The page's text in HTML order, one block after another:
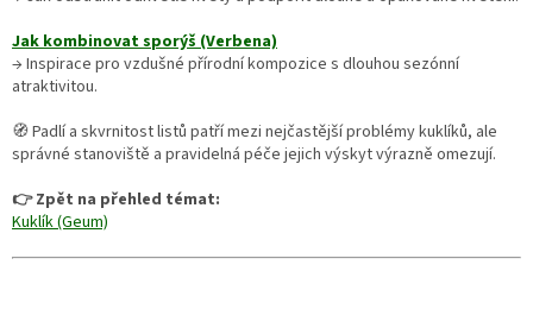
Jak kombinovat sporýš (Verbena)
→ Inspirace pro vzdušné přírodní kompozice s dlouhou sezónní
atraktivitou.
🧭 Padlí a skvrnitost listů patří mezi nejčastější problémy kuklíků, ale
správné stanoviště a pravidelná péče jejich výskyt výrazně omezují.
👉 Zpět na přehled témat:
Kuklík (Geum)